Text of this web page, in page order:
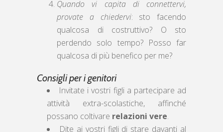
Quando vi capita di connettervi,
provate a chiedervi: sto facendo
qualcosa di costruttivo? O sto
perdendo solo tempo? Posso far
qualcosa di più benefico per me?
Consigli per i genitori
Invitate i vostri figli a partecipare ad
attività extra-scolastiche, affinché
possano coltivare relazioni vere.
Dite ai vostri figli di stare davanti al